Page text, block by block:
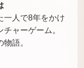
一人で8年をかけ
ャーゲーム。
語。